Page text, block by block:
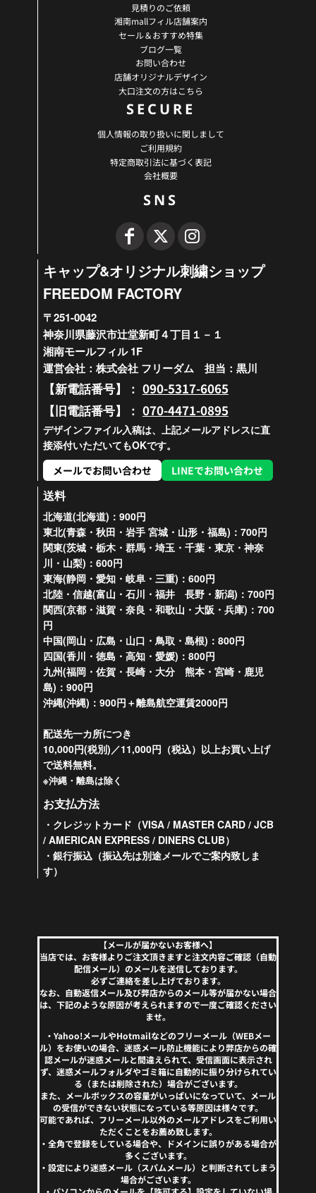
見積りのご依頼
湘南mallフィル店舗案内
セール＆おすすめ特集
ブログ一覧
お問い合わせ
店舗オリジナルデザイン
大口注文の方はこちら
SECURE
個人情報の取り扱いに関しまして
ご利用規約
特定商取引法に基づく表記
会社概要
SNS
キャップ&オリジナル刺繍ショップ
FREEDOM FACTORY
〒251-0042
神奈川県藤沢市辻堂新町４丁目１－１
湘南モールフィル 1F
運営会社：株式会社 フリーダム 担当：黒川
【新電話番号】： 090-5317-6065
【旧電話番号】： 070-4471-0895
デザインファイル入稿は、上記メールアドレスに直
接添付いただいてもOKです。
メールでお問い合わせ
LINEでお問い合わせ
送料
北海道(北海道)：900円
東北(青森・秋田・岩手 宮城・山形・福島)：700円
関東(茨城・栃木・群馬・埼玉・千葉・東京・神奈
川・山梨)：600円
東海(静岡・愛知・岐阜・三重)：600円
北陸・信越(富山・石川・福井 長野・新潟)：700円
関西(京都・滋賀・奈良・和歌山・大阪・兵庫)：700
円
中国(岡山・広島・山口・鳥取・島根)：800円
四国(香川・徳島・高知・愛媛)：800円
九州(福岡・佐賀・長崎・大分 熊本・宮崎・鹿児
島)：900円
沖縄(沖縄)：900円＋離島航空運賃2000円
配送先一カ所につき
10,000円(税別)／11,000円（税込）以上お買い上げ
で送料無料。
※沖縄・離島は除く
お支払方法
・クレジットカード（VISA / MASTER CARD / JCB
/ AMERICAN EXPRESS / DINERS CLUB）
・銀行振込（振込先は別途メールでご案内致しま
す）
【メールが届かないお客様へ】
当店では、お客様よりご注文頂きますと注文内容ご確認（自動
配信メール）のメールを送信しております。
必ずご連絡を差し上げております。
なお、自動返信メール及び弊店からのメール等が届かない場合
は、下記のような原因が考えられますので一度ご確認ください
ませ。
・Yahoo!メールやHotmailなどのフリーメール（WEBメー
ル）をお使いの場合、迷惑メール防止機能により弊店からの確
認メールが迷惑メールと間違えられて、受信画面に表示され
ず、迷惑メールフォルダやゴミ箱に自動的に振り分けられてい
る（または削除された）場合がございます。
また、メールボックスの容量がいっぱいになっていて、メール
の受信ができない状態になっている等原因は様々です。
可能であれば、フリーメール以外のメールアドレスをご利用い
ただくことをお薦め致します。
・全角で登録をしている場合や、ドメインに誤りがある場合が
多くございます。
・設定により迷惑メール（スパムメール）と判断されてしまう
場合がございます。